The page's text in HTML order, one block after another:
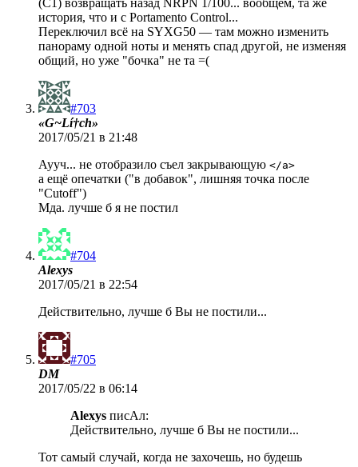
(C1) возвращать назад NRPN 1/100... вообщем, та же
история, что и с Portamento Control...
Переключил всё на SYXG50 — там можно изменить
панораму одной ноты и менять спад другой, не изменяя
общий, но уже "бочка" не та =(
#703
«G~Lí†ch»
2017/05/21 в 21:48
Аууч... не отобразило съел закрывающую </a>
а ещё опечатки ("в добавок", лишняя точка после
"Cutoff")
Мда. лучше б я не постил
#704
Alexys
2017/05/21 в 22:54
Действительно, лучше б Вы не постили...
#705
DM
2017/05/22 в 06:14
Alexys писАл:
Действительно, лучше б Вы не постили...
Тот самый случай, когда не захочешь, но будешь